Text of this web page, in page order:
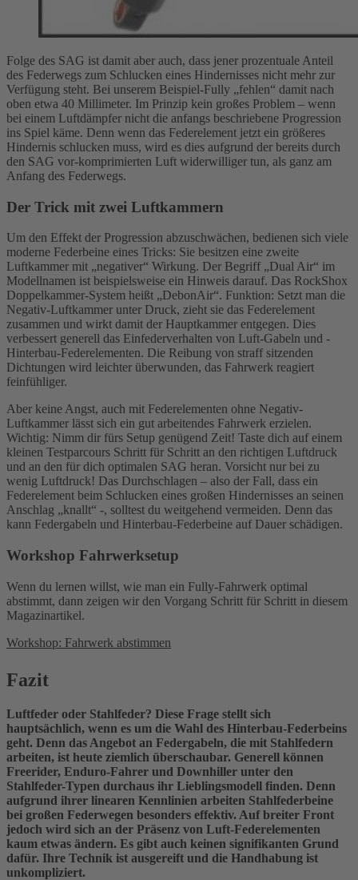
Folge des SAG ist damit aber auch, dass jener prozentuale Anteil
des Federwegs zum Schlucken eines Hindernisses nicht mehr zur
Verfügung steht. Bei unserem Beispiel-Fully „fehlen“ damit nach
oben etwa 40 Millimeter. Im Prinzip kein großes Problem – wenn
bei einem Luftdämpfer nicht die anfangs beschriebene Progression
ins Spiel käme. Denn wenn das Federelement jetzt ein größeres
Hindernis schlucken muss, wird es dies aufgrund der bereits durch
den SAG vor-komprimierten Luft widerwilliger tun, als ganz am
Anfang des Federwegs.
Der Trick mit zwei Luftkammern
Um den Effekt der Progression abzuschwächen, bedienen sich viele
moderne Federbeine eines Tricks: Sie besitzen eine zweite
Luftkammer mit „negativer“ Wirkung. Der Begriff „Dual Air“ im
Modellnamen ist beispielsweise ein Hinweis darauf. Das RockShox
Doppelkammer-System heißt „DebonAir“. Funktion: Setzt man die
Negativ-Luftkammer unter Druck, zieht sie das Federelement
zusammen und wirkt damit der Hauptkammer entgegen. Dies
verbessert generell das Einfederverhalten von Luft-Gabeln und -
Hinterbau-Federelementen. Die Reibung von straff sitzenden
Dichtungen wird leichter überwunden, das Fahrwerk reagiert
feinfühliger.
Aber keine Angst, auch mit Federelementen ohne Negativ-
Luftkammer lässt sich ein gut arbeitendes Fahrwerk erzielen.
Wichtig: Nimm dir fürs Setup genügend Zeit! Taste dich auf einem
kleinen Testparcours Schritt für Schritt an den richtigen Luftdruck
und an den für dich optimalen SAG heran. Vorsicht nur bei zu
wenig Luftdruck! Das Durchschlagen – also der Fall, dass ein
Federelement beim Schlucken eines großen Hindernisses an seinen
Anschlag „knallt“ -, solltest du weitgehend vermeiden. Denn das
kann Federgabeln und Hinterbau-Federbeine auf Dauer schädigen.
Workshop Fahrwerksetup
Wenn du lernen willst, wie man ein Fully-Fahrwerk optimal
abstimmt, dann zeigen wir den Vorgang Schritt für Schritt in diesem
Magazinartikel.
Workshop: Fahrwerk abstimmen
Fazit
Luftfeder oder Stahlfeder? Diese Frage stellt sich
hauptsächlich, wenn es um die Wahl des Hinterbau-Federbeins
geht. Denn das Angebot an Federgabeln, die mit Stahlfedern
arbeiten, ist heute ziemlich überschaubar. Generell können
Freerider, Enduro-Fahrer und Downhiller unter den
Stahlfeder-Typen durchaus ihr Lieblingsmodell finden. Denn
aufgrund ihrer linearen Kennlinien arbeiten Stahlfederbeine
bei großen Federwegen besonders effektiv. Auf breiter Front
jedoch wird sich an der Präsenz von Luft-Federelementen
kaum etwas ändern. Es gibt auch keinen signifikanten Grund
dafür. Ihre Technik ist ausgereift und die Handhabung ist
unkompliziert.